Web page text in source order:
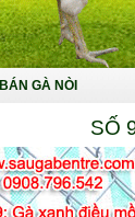
BÁN GÀ NÒI
SỐ